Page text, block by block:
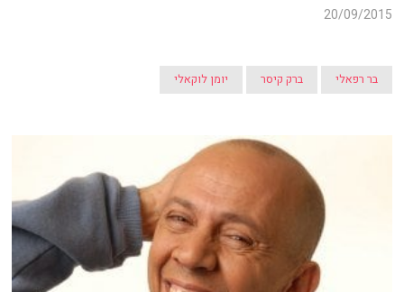
20/09/2015
בר רפאלי ברק קיסר יומן לוקאלי